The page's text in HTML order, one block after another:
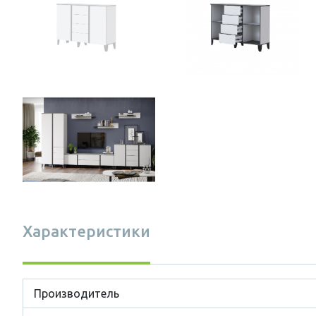
Характеристики
Производитель